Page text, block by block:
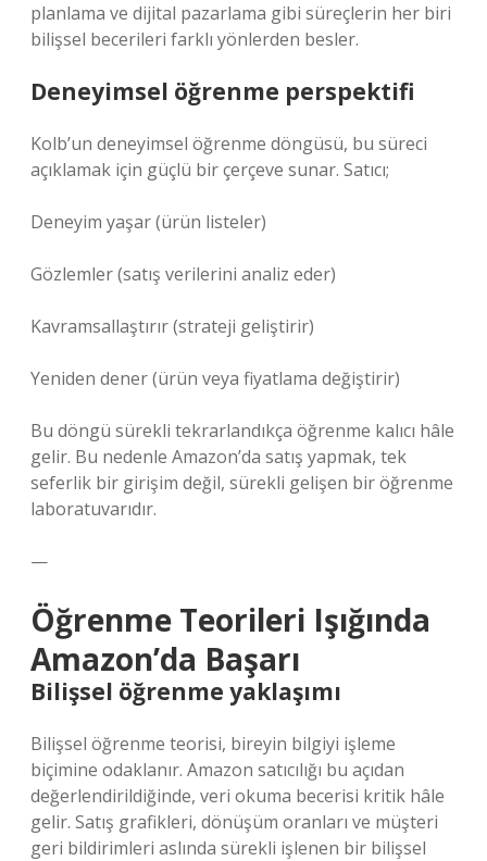
planlama ve dijital pazarlama gibi süreçlerin her biri
bilişsel becerileri farklı yönlerden besler.
Deneyimsel öğrenme perspektifi
Kolb’un deneyimsel öğrenme döngüsü, bu süreci
açıklamak için güçlü bir çerçeve sunar. Satıcı;
Deneyim yaşar (ürün listeler)
Gözlemler (satış verilerini analiz eder)
Kavramsallaştırır (strateji geliştirir)
Yeniden dener (ürün veya fiyatlama değiştirir)
Bu döngü sürekli tekrarlandıkça öğrenme kalıcı hâle
gelir. Bu nedenle Amazon’da satış yapmak, tek
seferlik bir girişim değil, sürekli gelişen bir öğrenme
laboratuvarıdır.
—
Öğrenme Teorileri Işığında
Amazon’da Başarı
Bilişsel öğrenme yaklaşımı
Bilişsel öğrenme teorisi, bireyin bilgiyi işleme
biçimine odaklanır. Amazon satıcılığı bu açıdan
değerlendirildiğinde, veri okuma becerisi kritik hâle
gelir. Satış grafikleri, dönüşüm oranları ve müşteri
geri bildirimleri aslında sürekli işlenen bir bilişsel